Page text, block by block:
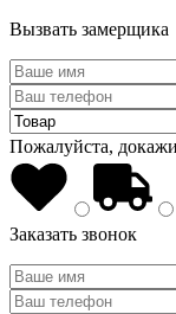
Вызвать замерщика
Пожалуйста,
Заказать звонок